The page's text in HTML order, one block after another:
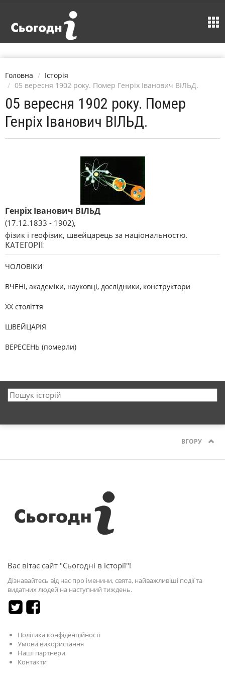
Головна
Історія
05 вересня 1902 року. Помер Генріх Іванович ВІЛЬД.
05 вересня 1902 року. Помер
Генріх Іванович ВІЛЬД.
Генріх Іванович ВІЛЬД
(17.12.1833 - 1902),
фізик і геофізик, швейцарець за національностю.
КАТЕГОРІЇ:
ЧОЛОВІКИ
ВЧЕНІ, академіки, науковці, дослідники, конструктори
XX століття
ШВЕЙЦАРІЯ
ВЕРЕСЕНЬ (померли)
ВГОРУ
Вас вітає сайт "Сьогодні в історії"!
Дізнавайтесь від нас про іменини, свята, найважливіші події та
видатних людей на наступний тиждень.
Політика конфіденційності
Умови використання
Наші партнери
Контакти